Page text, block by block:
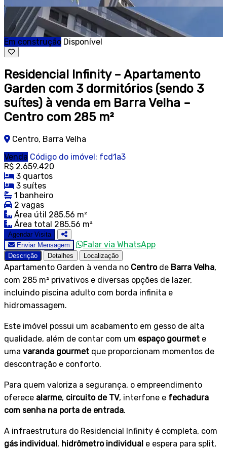
+4
Em construção Disponível
Residencial Infinity – Apartamento
Garden com 3 dormitórios (sendo 3
suítes) à venda em Barra Velha –
Centro com 285 m²
Centro, Barra Velha
Venda Código do imóvel: fcd1a3
R$ 2.659.420
3 quartos
3 suítes
1 banheiro
2 vagas
Área útil 285.56 m²
Área total 285.56 m²
Agendar Visita
Enviar Mensagem
Falar via WhatsApp
Descrição Detalhes Localização
Apartamento Garden à venda no Centrode Barra Velha,
com 285 m² privativos e diversas opções de lazer,
incluindo piscina adulto com borda infinita e
hidromassagem.
Este imóvel possui um acabamento em gesso de alta
qualidade, além de contar com um espaço gourmet e
uma varanda gourmet que proporcionam momentos de
descontração e conforto.
Para quem valoriza a segurança, o empreendimento
oferece alarme, circuito de TV, interfone e fechadura
com senha na porta de entrada.
A infraestrutura do Residencial Infinity é completa, com
gás individual, hidrômetro individual e espera para split,